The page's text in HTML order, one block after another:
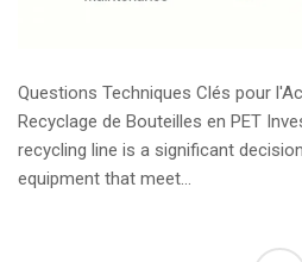
Questions Techniques Clés pour
Recyclage de Bouteilles en PET
recycling line is a significant
equipment that meet...